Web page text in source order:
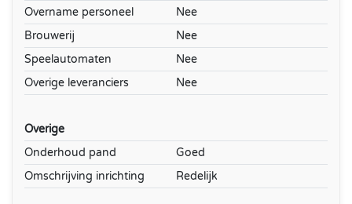
Overname personeel
Nee
Brouwerij
Nee
Speelautomaten
Nee
Overige leveranciers
Nee
Overige
Onderhoud pand
Goed
Omschrijving inrichting
Redelijk